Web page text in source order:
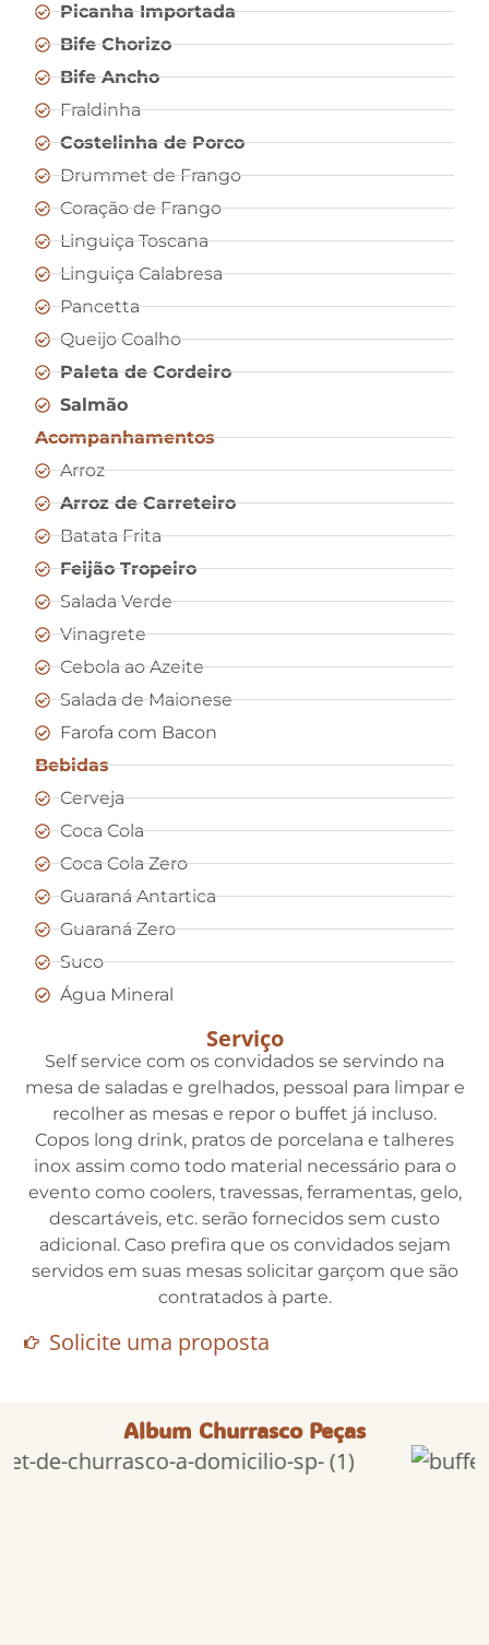
Picanha Importada
Bife Chorizo
Bife Ancho
Fraldinha
Costelinha de Porco
Drummet de Frango
Coração de Frango
Linguiça Toscana
Linguiça Calabresa
Pancetta
Queijo Coalho
Paleta de Cordeiro
Salmão
Acompanhamentos
Arroz
Arroz de Carreteiro
Batata Frita
Feijão Tropeiro
Salada Verde
Vinagrete
Cebola ao Azeite
Salada de Maionese
Farofa com Bacon
Bebidas
Cerveja
Coca Cola
Coca Cola Zero
Guaraná Antartica
Guaraná Zero
Suco
Água Mineral
Serviço
Self service com os convidados se servindo na
mesa de saladas e grelhados, pessoal para limpar e
recolher as mesas e repor o buffet já incluso.
Copos long drink, pratos de porcelana e talheres
inox assim como todo material necessário para o
evento como coolers, travessas, ferramentas, gelo,
descartáveis, etc. serão fornecidos sem custo
adicional. Caso prefira que os convidados sejam
servidos em suas mesas solicitar garçom que são
contratados à parte.
Solicite uma proposta
Album Churrasco Peças